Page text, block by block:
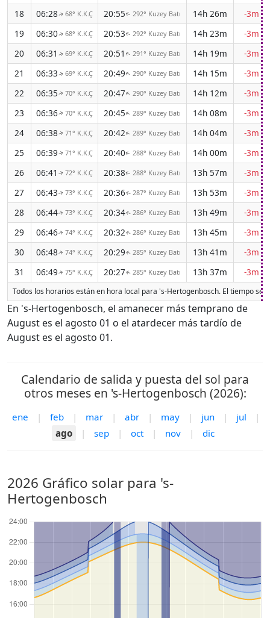
18
06:28↑68° K.K.Ç 20:55↑ 292° Kuzey Batı 14h 26m
-3m
19
06:30↑68° K.K.Ç 20:53↑ 292° Kuzey Batı 14h 23m
-3m
20
06:31 ↑69° K.K.Ç 20:51 ↑ 291° Kuzey Batı 14h 19m
-3m
21
06:33↑69° K.K.Ç 20:49↑ 290° Kuzey Batı 14h 15m
-3m
22
06:35↑70° K.K.Ç 20:47↑ 290° Kuzey Batı 14h 12m
-3m
23
06:36↑70° K.K.Ç 20:45↑ 289° Kuzey Batı 14h 08m
-3m
24
06:38↑71° K.K.Ç 20:42↑ 289° Kuzey Batı 14h 04m
-3m
25
06:39↑71° K.K.Ç 20:40↑ 288° Kuzey Batı 14h 00m
-3m
26
06:41 ↑72° K.K.Ç 20:38↑ 288° Kuzey Batı 13h 57m
-3m
27
06:43↑73° K.K.Ç 20:36↑ 287° Kuzey Batı 13h 53m
-3m
28
06:44↑73° K.K.Ç 20:34↑ 286° Kuzey Batı 13h 49m
-3m
29
06:46↑ 74° K.K.Ç 20:32↑ 286° Kuzey Batı 13h 45m
-3m
30
06:48↑ 74° K.K.Ç 20:29↑ 285° Kuzey Batı 13h 41m
-3m
31
06:49↑ 75° K.K.Ç 20:27↑ 285° Kuzey Batı 13h 37m -3m
Todos los horarios están en hora local para 's-Hertogenbosch. El tiempo
En 's-Hertogenbosch, el amanecer más temprano de
August es el agosto 01 o el atardecer más tardío de
August es el agosto 01.
Calendario de salida y puesta del sol para
otros meses en 's-Hertogenbosch (2026):
ene | feb | mar | abr | may | jun | jul
|
ago
| sep | oct | nov | dic
2026 Gráfico solar para 's-
Hertogenbosch